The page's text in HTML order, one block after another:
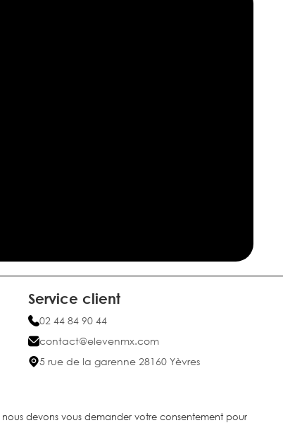
devons vous demander votre consentement pour
Service client
02 44 84 90 44
contact@elevenmx.com
5 rue de la garenne 28160 Yèvres